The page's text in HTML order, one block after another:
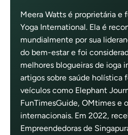
Meera Watts é proprietária e
Yoga International. Ela é
mundialmente por sua
do bem-estar e foi
melhores blogueiras de ioga
artigos sobre saúde holística
veículos como Elephant
FunTimesGuide, OMtimes e
internacionais. Em 2022,
Empreendedoras de